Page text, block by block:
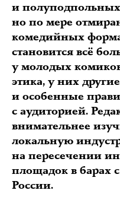
и
но по мере
комедийных
становится всё
у молодых комиков
этика, у них
и особенные
с аудиторией.
внимательнее
локальную
на пересечении
площадок в барах
России.